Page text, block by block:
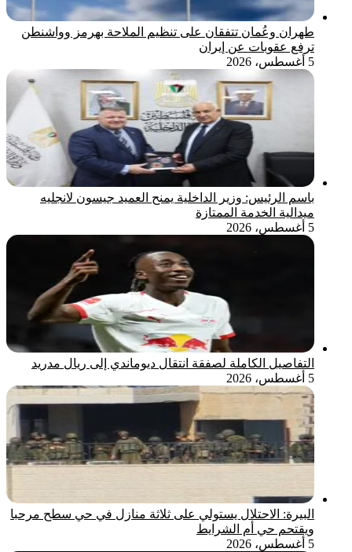
طهران وعُمان تتفقان على تنظيم الملاحة بهرمز وواشنطن
ترفع عقوبات عن إيران
5 أغسطس، 2026
باسم الرئيس: وزير الداخلية يمنح العميد جيسون لانجليه
ميدالية الخدمة الممتازة
5 أغسطس، 2026
التفاصيل الكاملة لصفقة انتقال ديوماندي إلى ريال مدريد
5 أغسطس، 2026
البيرة: الاحتلال يستولي على ثلاثة منازل في حي سطح مرحبا
ويقتحم حي أم الشرايط
5 أغسطس، 2026